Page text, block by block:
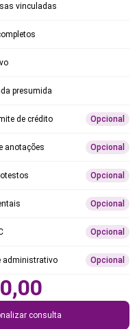
vinculadas
presumida
de crédito Opcional
anotações Opcional
Opcional
Opcional
Opcional
administrativo Opcional
consulta